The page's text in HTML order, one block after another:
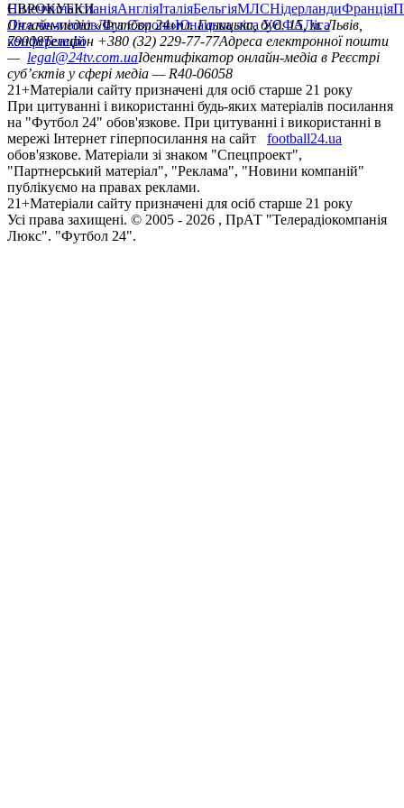
НімеччинаІспаніяАнгліяІталіяБельгіяМЛСНідерландиФранція
ЄВРОКУБКИ
Ліга чемпіонівЛіга ЄвропиЮнацька ліга УЄФАЛіга
конференцій
Онлайн-медіа «Футбол 24»пл. Галицька, буд. 15, м. Львів,
79008Телефон +380 (32) 229-77-77Адреса електронної пошти
— legal@24tv.com.uaІдентифікатор онлайн-медіа в Реєстрі
суб’єктів у сфері медіа — R40-06058
21+Матеріали сайту призначені для осіб старше 21 року
При цитуванні і використанні будь-яких матеріалів посилання
на "Футбол 24" обов'язкове. При цитуванні і використанні в
мережі Інтернет гіперпосилання на сайт
football24.ua
обов'язкове. Матеріали зі знаком "Спецпроект",
"Партнерський матеріал", "Реклама", "Новини компаній"
публікуємо на правах реклами.
21+Матеріали сайту призначені для осіб старше 21 року
Усi права захищенi. © 2005 - 2026 , ПрАТ "Телерадіокомпанія
Люкс". "Футбол 24".